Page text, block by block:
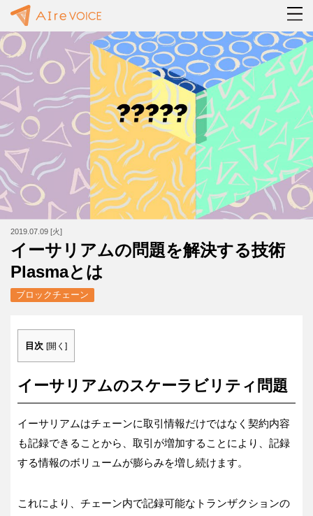
2019.07.09 [火]
イーサリアムの問題を解決する技術
Plasmaとは
ブロックチェーン
目次 [開く ]
イーサリアムのスケーラビリティ問題
イーサリアムはチェーンに取引情報だけではなく契約内容
も記録できることから、取引が増加することにより、記録
する情報のボリュームが膨らみを増し続けます。
これにより、チェーン内で記録可能なトランザクションの